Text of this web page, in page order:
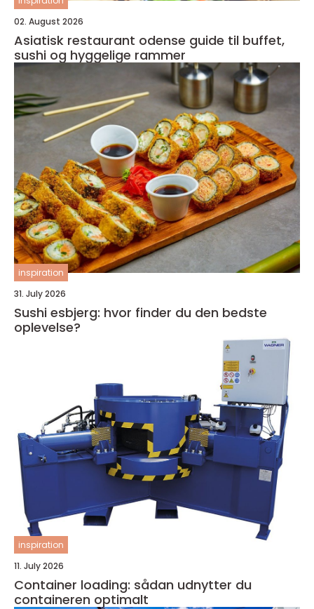
02. August 2026
Asiatisk restaurant odense guide til buffet,
sushi og hyggelige rammer
inspiration
31. July 2026
Sushi esbjerg: hvor finder du den bedste
oplevelse?
inspiration
11. July 2026
Container loading: sådan udnytter du
containeren optimalt